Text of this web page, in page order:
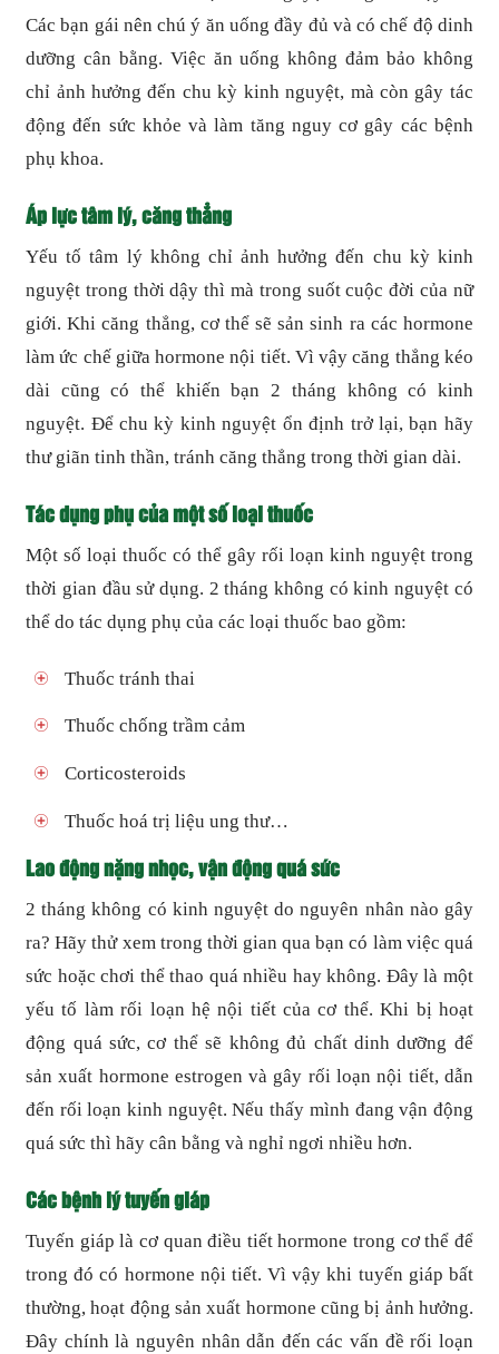
Các bạn gái nên chú ý ăn uống đầy đủ và có chế độ dinh
dưỡng cân bằng. Việc ăn uống không đảm bảo không
chỉ ảnh hưởng đến chu kỳ kinh nguyệt, mà còn gây tác
động đến sức khỏe và làm tăng nguy cơ gây các bệnh
phụ khoa.
Áp lực tâm lý, căng thẳng
Yếu tố tâm lý không chỉ ảnh hưởng đến chu kỳ kinh
nguyệt trong thời dậy thì mà trong suốt cuộc đời của nữ
giới. Khi căng thẳng, cơ thể sẽ sản sinh ra các hormone
làm ức chế giữa hormone nội tiết. Vì vậy căng thẳng kéo
dài cũng có thể khiến bạn 2 tháng không có kinh
nguyệt. Để chu kỳ kinh nguyệt ổn định trở lại, bạn hãy
thư giãn tinh thần, tránh căng thẳng trong thời gian dài.
Tác dụng phụ của một số loại thuốc
Một số loại thuốc có thể gây rối loạn kinh nguyệt trong
thời gian đầu sử dụng. 2 tháng không có kinh nguyệt có
thể do tác dụng phụ của các loại thuốc bao gồm:
Thuốc tránh thai
Thuốc chống trầm cảm
Corticosteroids
Thuốc hoá trị liệu ung thư…
Lao động nặng nhọc, vận động quá sức
2 tháng không có kinh nguyệt do nguyên nhân nào gây
ra? Hãy thử xem trong thời gian qua bạn có làm việc quá
sức hoặc chơi thể thao quá nhiều hay không. Đây là một
yếu tố làm rối loạn hệ nội tiết của cơ thể. Khi bị hoạt
động quá sức, cơ thể sẽ không đủ chất dinh dưỡng để
sản xuất hormone estrogen và gây rối loạn nội tiết, dẫn
đến rối loạn kinh nguyệt. Nếu thấy mình đang vận động
quá sức thì hãy cân bằng và nghỉ ngơi nhiều hơn.
Các bệnh lý tuyến giáp
Tuyến giáp là cơ quan điều tiết hormone trong cơ thể để
trong đó có hormone nội tiết. Vì vậy khi tuyến giáp bất
thường, hoạt động sản xuất hormone cũng bị ảnh hưởng.
Đây chính là nguyên nhân dẫn đến các vấn đề rối loạn